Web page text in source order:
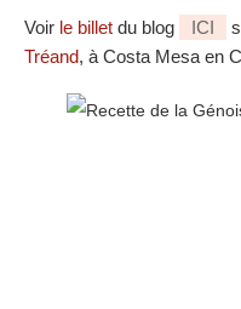
Voir le billet du blog ICI
Tréand, à Costa Mesa en